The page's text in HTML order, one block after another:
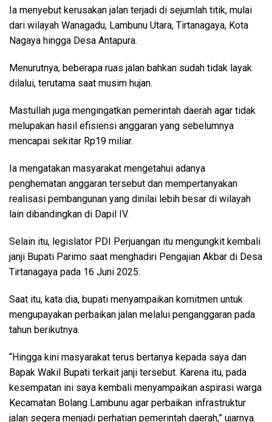
Ia menyebut kerusakan jalan terjadi di sejumlah titik, mulai
dari wilayah Wanagadu, Lambunu Utara, Tirtanagaya, Kota
Nagaya hingga Desa Antapura.
Menurutnya, beberapa ruas jalan bahkan sudah tidak layak
dilalui, terutama saat musim hujan.
Mastullah juga mengingatkan pemerintah daerah agar tidak
melupakan hasil efisiensi anggaran yang sebelumnya
mencapai sekitar Rp19 miliar.
Ia mengatakan masyarakat mengetahui adanya
penghematan anggaran tersebut dan mempertanyakan
realisasi pembangunan yang dinilai lebih besar di wilayah
lain dibandingkan di Dapil IV.
Selain itu, legislator PDI Perjuangan itu mengungkit kembali
janji Bupati Parimo saat menghadiri Pengajian Akbar di Desa
Tirtanagaya pada 16 Juni 2025.
Saat itu, kata dia, bupati menyampaikan komitmen untuk
mengupayakan perbaikan jalan melalui penganggaran pada
tahun berikutnya.
“Hingga kini masyarakat terus bertanya kepada saya dan
Bapak Wakil Bupati terkait janji tersebut. Karena itu, pada
kesempatan ini saya kembali menyampaikan aspirasi warga
Kecamatan Bolang Lambunu agar perbaikan infrastruktur
jalan segera menjadi perhatian pemerintah daerah,” ujarnya.